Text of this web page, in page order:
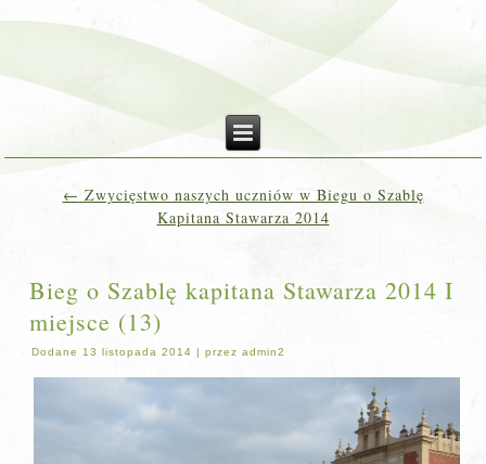
← Zwycięstwo naszych uczniów w Biegu o Szablę
Kapitana Stawarza 2014
Bieg o Szablę kapitana Stawarza 2014 I
miejsce (13)
Dodane 13 listopada 2014 |przez admin2